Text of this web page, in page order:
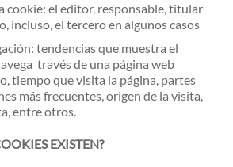
cookie: el editor, responsable, titular
incluso, el tercero en algunos casos
tendencias que muestra el
través de una página web
tiempo que visita la página, partes
más frecuentes, origen de la visita,
entre otros.
EXISTEN?